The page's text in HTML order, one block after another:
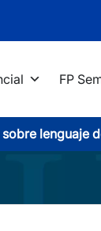
FP
lenguaje